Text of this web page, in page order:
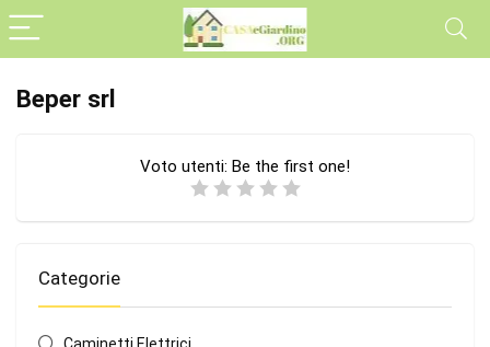
Beper srl
Voto utenti: Be the first one!
Categorie